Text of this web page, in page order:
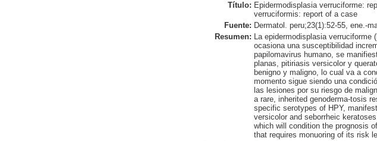
Título: Epidermodisplasia verruciforme:
verruciformis: report of a case
Fuente: Dermatol. peru;23(1):52-55, ene.-
Resumen: La epidermodisplasia verruciforme
ocasiona una susceptibilidad
papilomavirus humano, se
planas, pitiriasis versicolor y
benigno y maligno, lo cual va a
momento sigue siendo una
las lesiones por su riesgo de
a rare, inherited genoderma-tosis
specific serotypes of HPY,
versicolor and seborrheic
which will condition the prognosis
that requires monuoring of its risk